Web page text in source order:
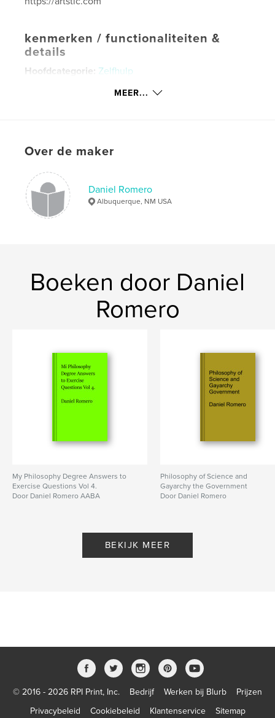
kenmerken / functionaliteiten &
details
Hoofdcategorie: Zelfhulp
13×20 cm
Datum publiceren:mar 16, 2026
TaalEnglish
Trefwoorden
, theory , instruct ,
MEER...
Over de maker
Daniel Romero
Albuquerque, NM USA
Boeken door Daniel
Romero
My Philosophy Degree Answers to
Exercise Questions Vol 4.
Door Daniel Romero AABA
Philosophy of Science and
Gayarchy the Government
Door Daniel Romero
BEKIJK MEER
© 2016 - 2026 RPI Print, Inc. Bedrijf Werken bij Blurb
Prijzen
Privacybeleid
Cookiebeleid Klantenservice Sitemap